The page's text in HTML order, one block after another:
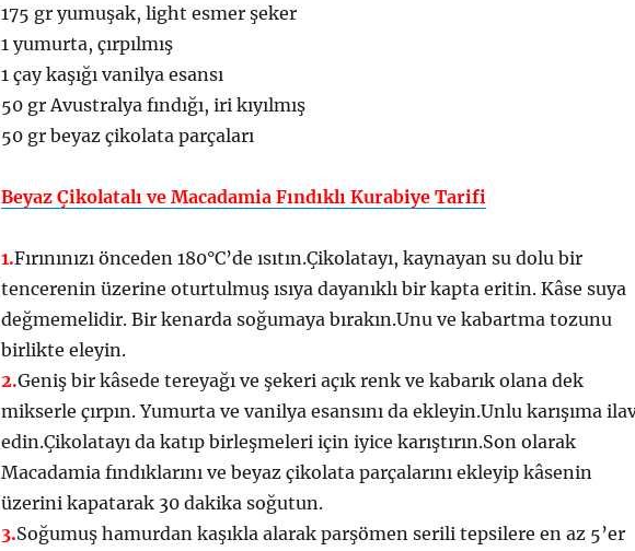
175 gr yumuşak, light esmer şeker
1 yumurta, çırpılmış
1 çay kaşığı vanilya esansı
50 gr Avustralya fındığı, iri kıyılmış
50 gr beyaz çikolata parçaları
Beyaz Çikolatalı ve Macadamia Fındıklı Kurabiye Tarifi
1.Fırınınızı önceden 180°C’de ısıtın.Çikolatayı, kaynayan su dolu bir
tencerenin üzerine oturtulmuş ısıya dayanıklı bir kapta eritin. Kâse suya
değmemelidir. Bir kenarda soğumaya bırakın.Unu ve kabartma tozunu
birlikte eleyin.
2.Geniş bir kâsede tereyağı ve şekeri açık renk ve kabarık olana dek
mikserle çırpın. Yumurta ve vanilya esansını da ekleyin.Unlu karışıma
edin.Çikolatayı da katıp birleşmeleri için iyice karıştırın.Son olarak
Macadamia fındıklarını ve beyaz çikolata parçalarını ekleyip kâsenin
üzerini kapatarak 30 dakika soğutun.
3.Soğumuş hamurdan kaşıkla alarak parşömen serili tepsilere en az 5’er